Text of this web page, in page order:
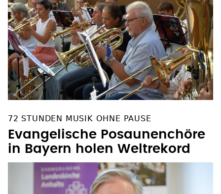
72 STUNDEN MUSIK OHNE PAUSE
Evangelische Posaunenchöre
in Bayern holen Weltrekord